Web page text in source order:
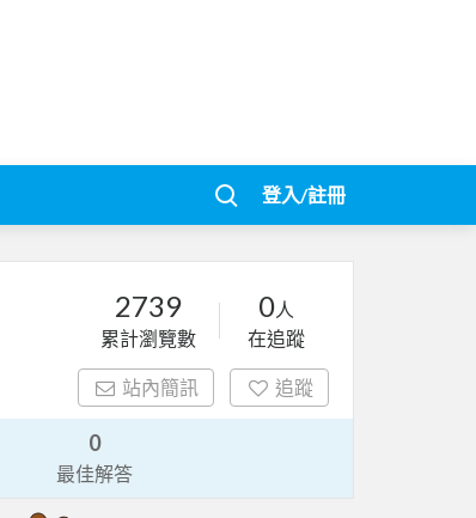
登入/註冊
2739
累計瀏覽數
0人
在追蹤
站內簡訊 追蹤
0
最佳解答